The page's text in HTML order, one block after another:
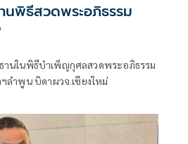
นพิธีสวดพระอภิธรรม
นในพิธีบำเพ็ญกุศลสวดพระอภิธรรม
ลำพูน บิดาผวจ.เชียงใหม่